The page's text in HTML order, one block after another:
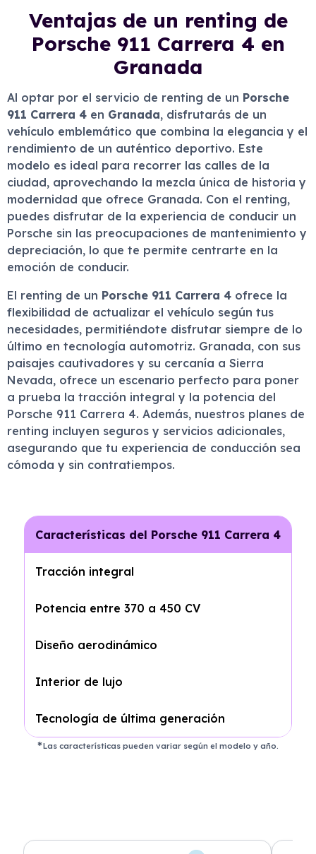
Ventajas de un renting de
Porsche 911 Carrera 4 en
Granada
Al optar por el servicio de renting de un Porsche
911 Carrera 4 en Granada, disfrutarás de un
vehículo emblemático que combina la elegancia y el
rendimiento de un auténtico deportivo. Este
modelo es ideal para recorrer las calles de la
ciudad, aprovechando la mezcla única de historia y
modernidad que ofrece Granada. Con el renting,
puedes disfrutar de la experiencia de conducir un
Porsche sin las preocupaciones de mantenimiento y
depreciación, lo que te permite centrarte en la
emoción de conducir.
El renting de un Porsche 911 Carrera 4 ofrece la
flexibilidad de actualizar el vehículo según tus
necesidades, permitiéndote disfrutar siempre de lo
último en tecnología automotriz. Granada, con sus
paisajes cautivadores y su cercanía a Sierra
Nevada, ofrece un escenario perfecto para poner
a prueba la tracción integral y la potencia del
Porsche 911 Carrera 4. Además, nuestros planes de
renting incluyen seguros y servicios adicionales,
asegurando que tu experiencia de conducción sea
cómoda y sin contratiempos.
Características del Porsche 911 Carrera 4
Tracción integral
Potencia entre 370 a 450 CV
Diseño aerodinámico
Interior de lujo
Tecnología de última generación
Las características pueden variar según el modelo y año.